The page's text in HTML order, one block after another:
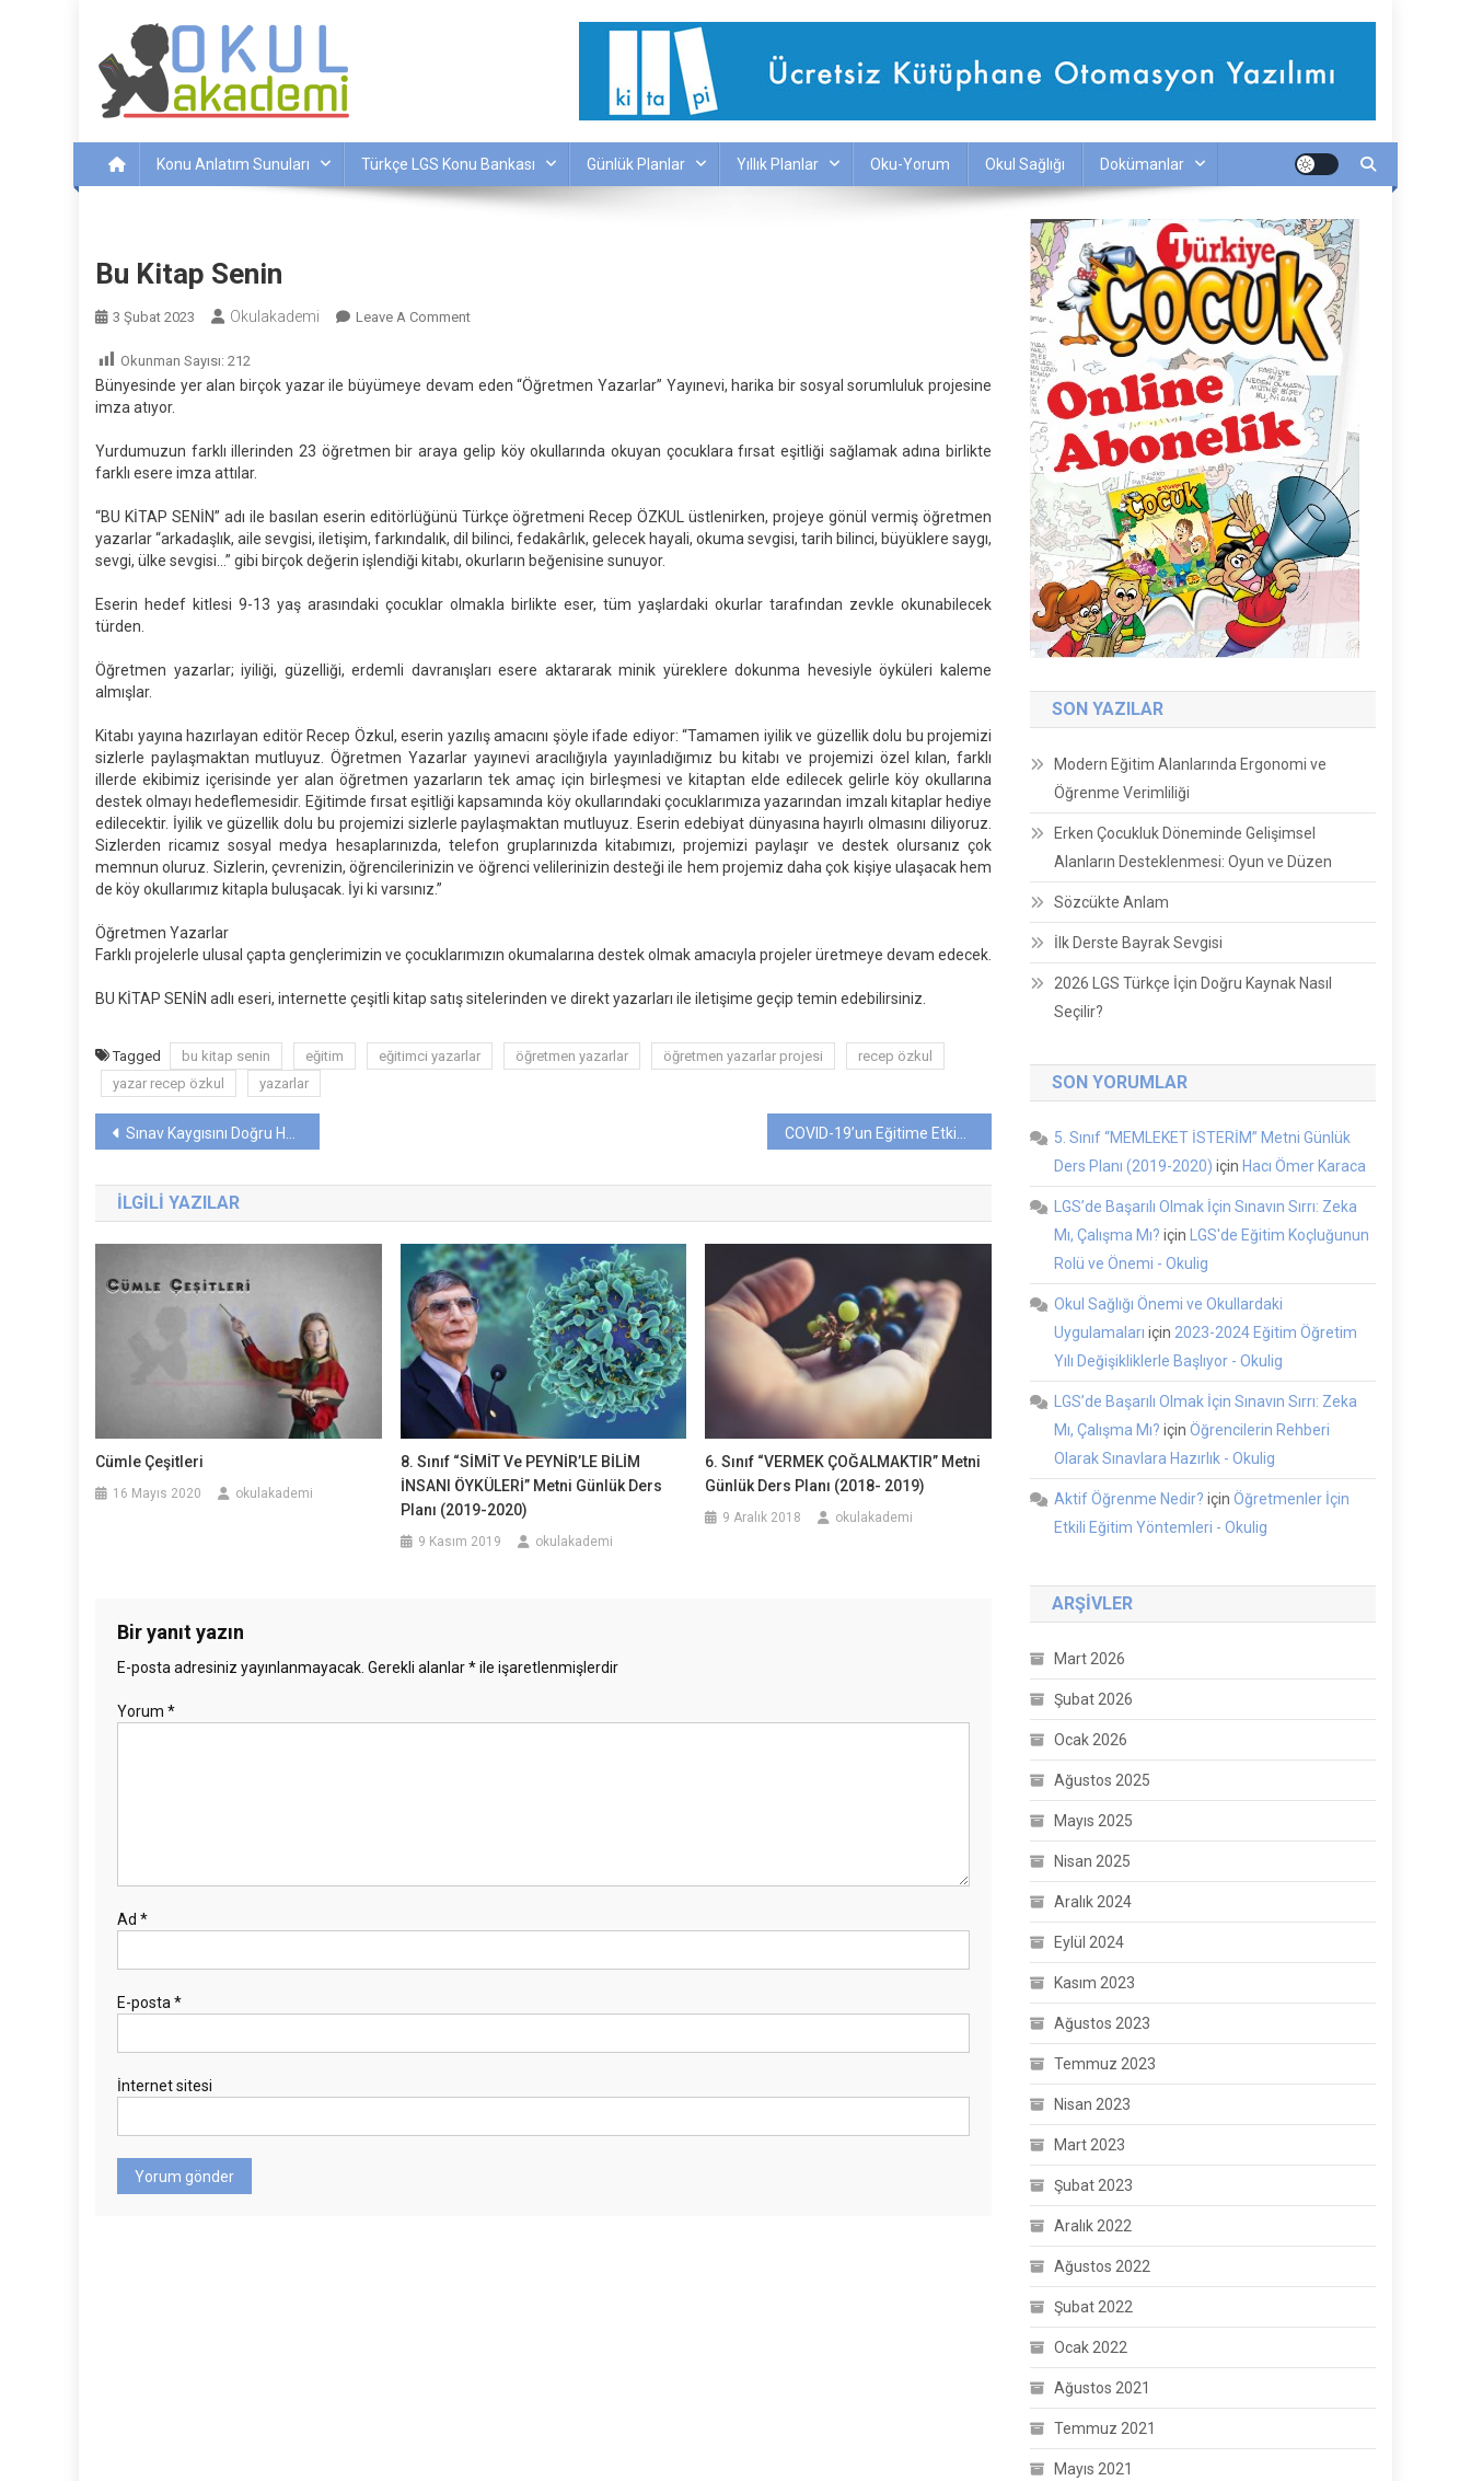
content
Okul Akademi
Konu Anlatım Sunuları
Türkçe LGS Konu Bankası Günlük Planlar Yıllık Planlar Oku-Yorum Okul Sağlığı Dokümanlar
Bu Kitap Senin
3 Şubat 2023 Okulakademi Leave A CommentOn
Senin
Okunman Sayısı: 212
Bünyesinde yer alan birçok yazar ile büyümeye devam eden “Öğretmen Yazarlar” Yayınevi, harika bir sosyal sorumluluk projesine
imza atıyor.
Yurdumuzun farklı illerinden 23 öğretmen bir araya gelip köy okullarında okuyan çocuklara fırsat eşitliği sağlamak adına birlikte
farklı esere imza attılar.
“BU KİTAP SENİN” adı ile basılan eserin editörlüğünü Türkçe öğretmeni Recep ÖZKUL üstlenirken, projeye gönül vermiş öğretmen
yazarlar “arkadaşlık, aile sevgisi, iletişim, farkındalık, dil bilinci, fedakârlık, gelecek hayali, okuma sevgisi, tarih bilinci, büyüklere saygı,
sevgi, ülke sevgisi…” gibi birçok değerin işlendiği kitabı, okurların beğenisine sunuyor.
Eserin hedef kitlesi 9-13 yaş arasındaki çocuklar olmakla birlikte eser, tüm yaşlardaki okurlar tarafından zevkle okunabilecek
türden.
Öğretmen yazarlar; iyiliği, güzelliği, erdemli davranışları esere aktararak minik yüreklere dokunma hevesiyle öyküleri kaleme
almışlar.
Kitabı yayına hazırlayan editör Recep Özkul, eserin yazılış amacını şöyle ifade ediyor: “Tamamen iyilik ve güzellik dolu bu projemizi
sizlerle paylaşmaktan mutluyuz. Öğretmen Yazarlar yayınevi aracılığıyla yayınladığımız bu kitabı ve projemizi özel kılan, farklı
illerde ekibimiz içerisinde yer alan öğretmen yazarların tek amaç için birleşmesi ve kitaptan elde edilecek gelirle köy okullarına
destek olmayı hedeflemesidir. Eğitimde fırsat eşitliği kapsamında köy okullarındaki çocuklarımıza yazarından imzalı kitaplar hediye
edilecektir. İyilik ve güzellik dolu bu projemizi sizlerle paylaşmaktan mutluyuz. Eserin edebiyat dünyasına hayırlı olmasını diliyoruz.
Sizlerden ricamız sosyal medya hesaplarınızda, telefon gruplarınızda kitabımızı, projemizi paylaşır ve destek olursanız çok
memnun oluruz. Sizlerin, çevrenizin, öğrencilerinizin ve öğrenci velilerinizin desteği ile hem projemiz daha çok kişiye ulaşacak hem
de köy okullarımız kitapla buluşacak. İyi ki varsınız.”
Öğretmen Yazarlar
Farklı projelerle ulusal çapta gençlerimizin ve çocuklarımızın okumalarına destek olmak amacıyla projeler üretmeye devam edecek.
BU KİTAP SENİN adlı eseri, internette çeşitli kitap satış sitelerinden ve direkt yazarları ile iletişime geçip temin edebilirsiniz.
Tagged bu kitap senin eğitim eğitimci yazarlar öğretmen yazarlar öğretmen yazarlar projesi
recep özkul
yazar recep özkul
yazarlar
Yazı
gezinmesi
Sınav Kaygısını Doğru Hazırlık ve Planlama Yoluyla Yönetmek
İLGILI YAZILAR
Cümle Çeşitleri
16 Mayıs 2020 okulakademi
8. Sınıf “SİMİT Ve PEYNİR’LE BİLİM
İNSANI ÖYKÜLERİ” Metni Günlük Ders
Planı (2019-2020)
9 Kasım 2019 okulakademi
6. Sınıf “VERMEK ÇOĞALMAKTIR” Metni
Günlük Ders Planı (2018- 2019)
9 Aralık 2018 okulakademi
Bir yanıt yazın
E-posta adresiniz yayınlanmayacak. Gerekli alanlar*ile işaretlenmişlerdir
Yorum *
Ad *
E-posta *
İnternet sitesi
SON YAZILAR
Modern Eğitim Alanlarında Ergonomi ve
Öğrenme Verimliliği
Erken Çocukluk Döneminde Gelişimsel
Alanların Desteklenmesi: Oyun ve Düzen
Sözcükte Anlam
İlk Derste Bayrak Sevgisi
2026 LGS Türkçe İçin Doğru Kaynak Nasıl
Seçilir?
SON YORUMLAR
5. Sınıf “MEMLEKET İSTERİM” Metni Günlük
Ders Planı (2019-2020) için Hacı Ömer Karaca
LGS’de Başarılı Olmak İçin Sınavın Sırrı: Zeka
Mı, Çalışma Mı? için
LGS'de Eğitim Koçluğunun
Rolü ve Önemi - Okulig
Okul Sağlığı Önemi ve Okullardaki
Uygulamaları için 2023-2024 Eğitim Öğretim
Yılı Değişikliklerle Başlıyor - Okulig
LGS’de Başarılı Olmak İçin Sınavın Sırrı: Zeka
Mı, Çalışma Mı? içinÖğrencilerin Rehberi
Olarak Sınavlara Hazırlık - Okulig
Aktif Öğrenme Nedir? içinÖğretmenler İçin
Etkili Eğitim Yöntemleri - Okulig
ARŞIVLER
Mart 2026
Şubat 2026
Ocak 2026
Ağustos 2025
Mayıs 2025
Nisan 2025
Aralık 2024
Eylül 2024
Kasım 2023
Ağustos 2023
Temmuz 2023
Nisan 2023
Mart 2023
Şubat 2023
Aralık 2022
Ağustos 2022
Şubat 2022
Ocak 2022
Ağustos 2021
Temmuz 2021
Mayıs 2021